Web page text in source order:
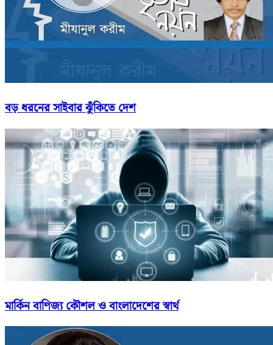
বড় ধরনের সাইবার ঝুঁকিতে দেশ
মার্কিন বাণিজ্য কৌশল ও বাংলাদেশের স্বার্থ